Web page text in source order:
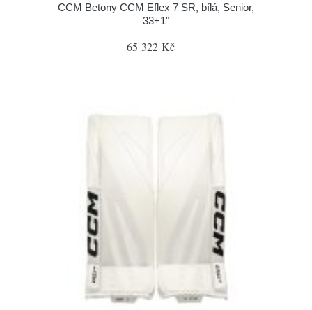
CCM Betony CCM Eflex 7 SR, bílá, Senior,
33+1"
65 322 Kč